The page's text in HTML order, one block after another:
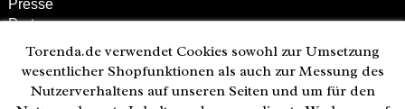
Presse
Partner
Versand und Zahlung
Bestellung wiederrufen
Kunden-Hotline
Torenda.de verwendet Cookies sowohl zur Umsetzung
wesentlicher Shopfunktionen als auch zur Messung des
Nutzerverhaltens auf unseren Seiten und um für den